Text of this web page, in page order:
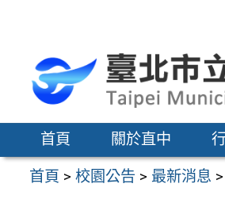
區
首頁 關於直中
首頁 >校園公告 > 最新消息 >